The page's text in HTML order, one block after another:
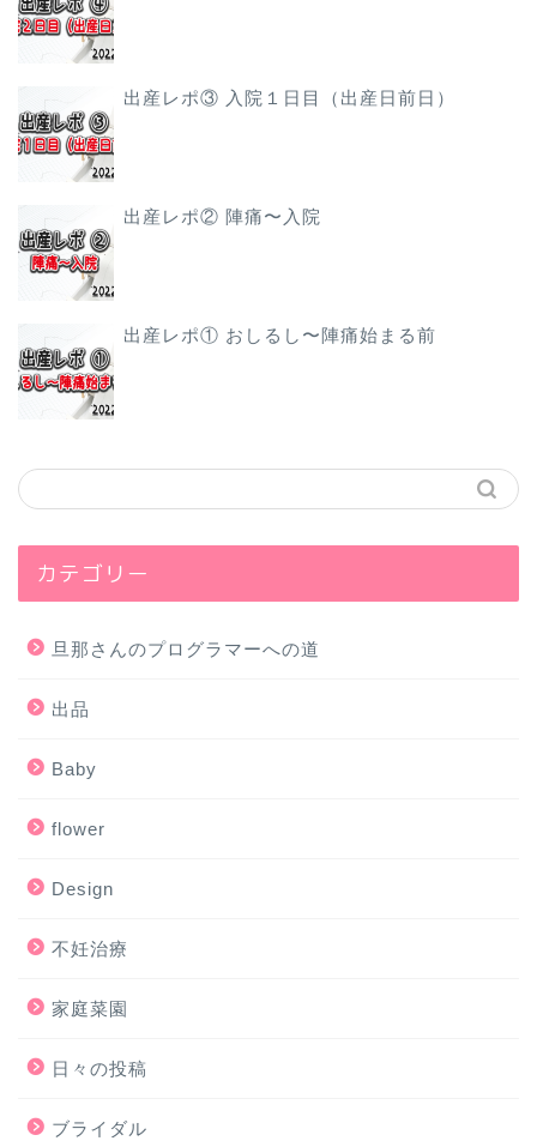
出産レポ③ 入院１日目（出産日前日）
出産レポ② 陣痛〜入院
出産レポ① おしるし〜陣痛始まる前
カテゴリー
旦那さんのプログラマーへの道
出品
Baby
flower
Design
不妊治療
家庭菜園
日々の投稿
ブライダル